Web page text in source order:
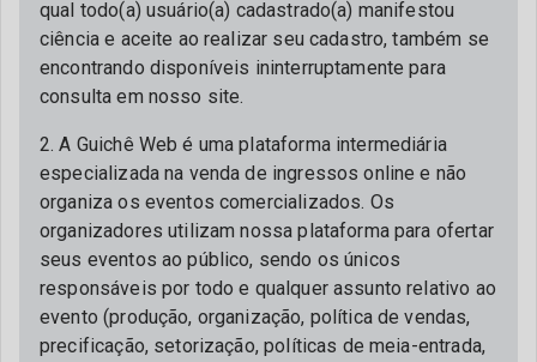
qual todo(a) usuário(a) cadastrado(a) manifestou
ciência e aceite ao realizar seu cadastro, também se
encontrando disponíveis ininterruptamente para
consulta em nosso site.
2. A Guichê Web é uma plataforma intermediária
especializada na venda de ingressos online e não
organiza os eventos comercializados. Os
organizadores utilizam nossa plataforma para ofertar
seus eventos ao público, sendo os únicos
responsáveis por todo e qualquer assunto relativo ao
evento (produção, organização, política de vendas,
precificação, setorização, políticas de meia-entrada,